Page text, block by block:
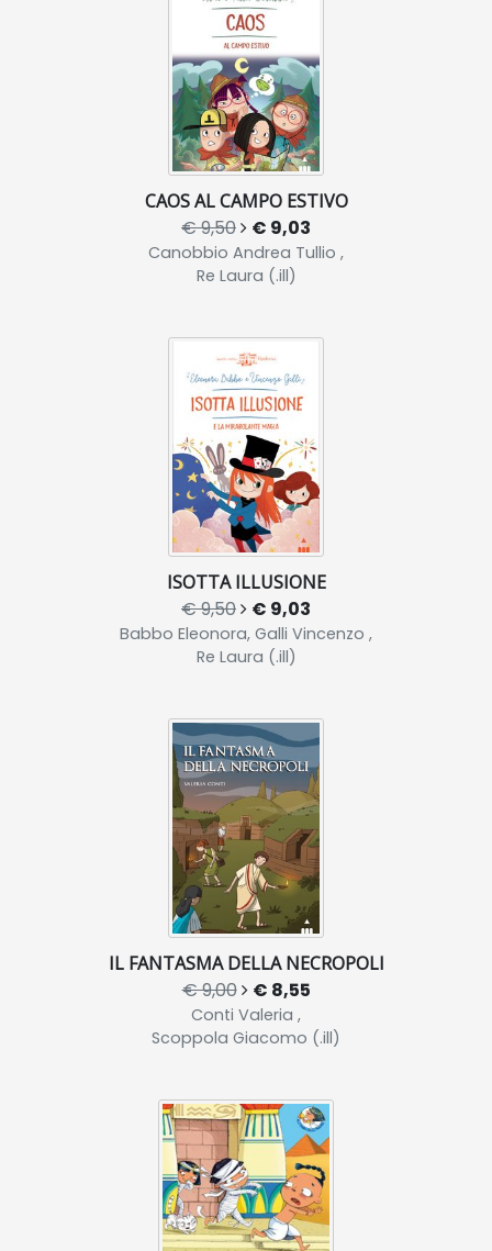
CAOS AL CAMPO ESTIVO
€ 9,50 € 9,03
Canobbio Andrea Tullio ,
Re Laura (.ill)
ISOTTA ILLUSIONE
€ 9,50 € 9,03
Babbo Eleonora, Galli Vincenzo ,
Re Laura (.ill)
IL FANTASMA DELLA NECROPOLI
€ 9,00 € 8,55
Conti Valeria ,
Scoppola Giacomo (.ill)